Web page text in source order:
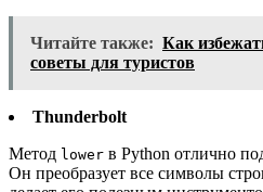
Читайте также: Как
советы для туристов
Thunderbolt
Метод lower в Python отлично
Он преобразует все символы